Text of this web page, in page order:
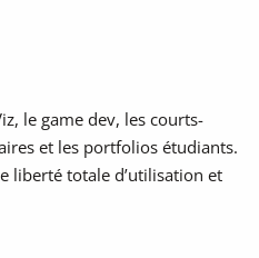
le game dev, les courts-
et les portfolios étudiants.
liberté totale d’utilisation et